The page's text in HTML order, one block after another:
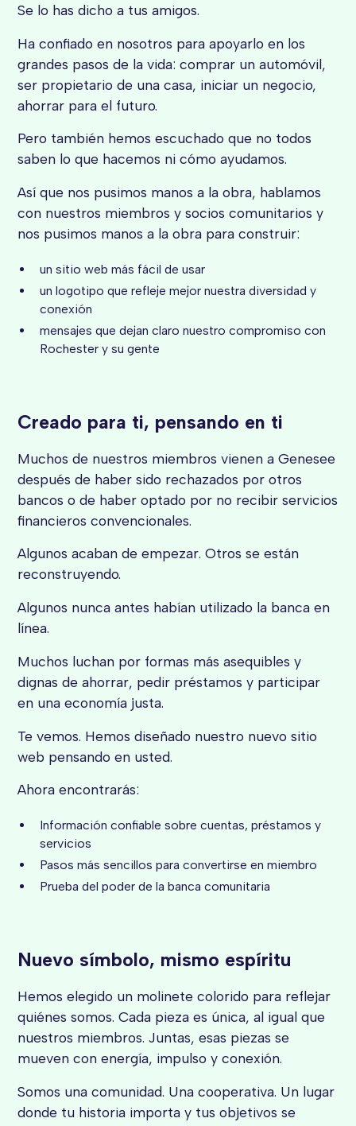
Se lo has dicho a tus amigos.
Ha confiado en nosotros para apoyarlo en los
grandes pasos de la vida: comprar un automóvil,
ser propietario de una casa, iniciar un negocio,
ahorrar para el futuro.
Pero también hemos escuchado que no todos
saben lo que hacemos ni cómo ayudamos.
Así que nos pusimos manos a la obra, hablamos
con nuestros miembros y socios comunitarios y
nos pusimos manos a la obra para construir:
un sitio web más fácil de usar
un logotipo que refleje mejor nuestra diversidad y
conexión
mensajes que dejan claro nuestro compromiso con
Rochester y su gente
Creado para ti, pensando en ti
Muchos de nuestros miembros vienen a Genesee
después de haber sido rechazados por otros
bancos o de haber optado por no recibir servicios
financieros convencionales.
Algunos acaban de empezar. Otros se están
reconstruyendo.
Algunos nunca antes habían utilizado la banca en
línea.
Muchos luchan por formas más asequibles y
dignas de ahorrar, pedir préstamos y participar
en una economía justa.
Te vemos. Hemos diseñado nuestro nuevo sitio
web pensando en usted.
Ahora encontrarás:
Información confiable sobre cuentas, préstamos y
servicios
Pasos más sencillos para convertirse en miembro
Prueba del poder de la banca comunitaria
Nuevo símbolo, mismo espíritu
Hemos elegido un molinete colorido para reflejar
quiénes somos. Cada pieza es única, al igual que
nuestros miembros. Juntas, esas piezas se
mueven con energía, impulso y conexión.
Somos una comunidad. Una cooperativa. Un lugar
donde tu historia importa y tus objetivos se